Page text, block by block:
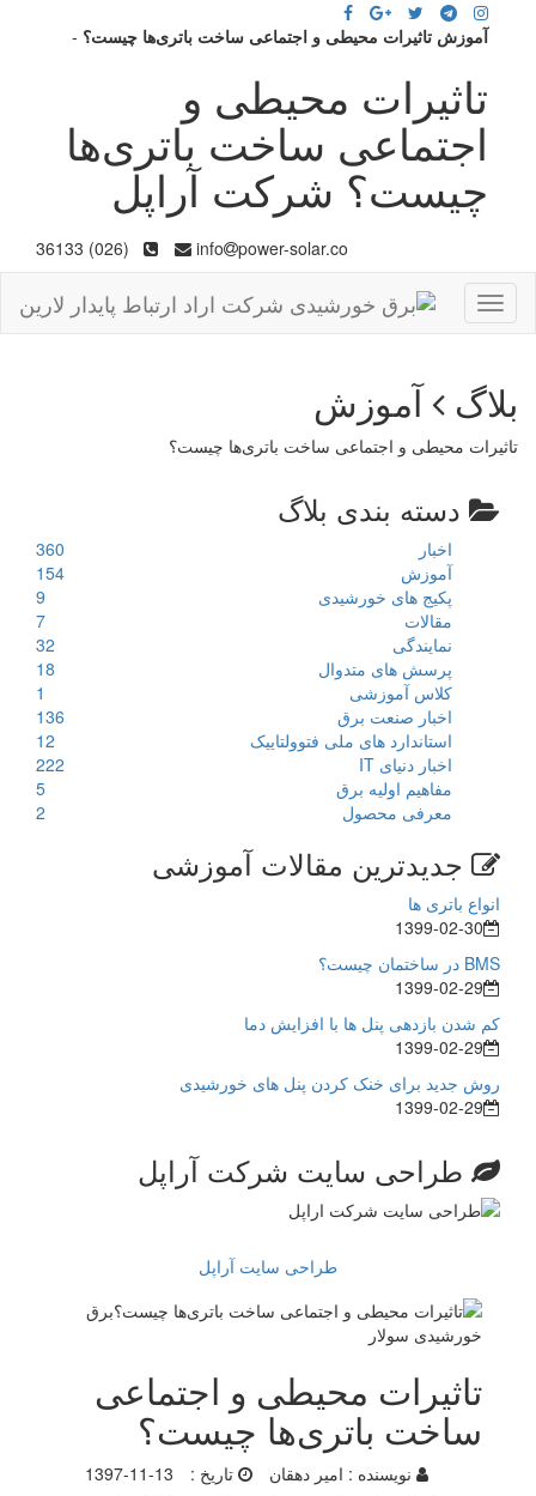
آموزش تاثیرات محیطی و اجتماعی ساخت باتری‌ها چیست؟ -
تاثیرات محیطی و
اجتماعی ساخت باتری‌ها
چیست؟ شرکت آراپل
info power-solar.co
(026) 36133
Toggle
navigation
بلاگ آموزش
تاثیرات محیطی و اجتماعی ساخت باتری‌ها چیست؟
دسته بندی بلاگ
اخبار
360
آموزش
154
پکیج های خورشیدی
9
مقالات
7
نمایندگی
32
پرسش های متدوال
18
کلاس آموزشی
1
اخبار صنعت برق
136
استاندارد های ملی فتوولتاییک
12
اخبار دنیای IT
222
مفاهیم اولیه برق
5
معرفی محصول
2
جدیدترین مقالات آموزشی
انواع باتری ها
1399-02-30
BMS در ساختمان چیست؟
1399-02-29
کم شدن بازدهی پنل ها با افزایش دما
1399-02-29
روش جدید برای خنک کردن پنل های خورشیدی
1399-02-29
طراحی سایت شرکت آراپل
طراحی سایت آراپل
تاثیرات محیطی و اجتماعی
ساخت باتری‌ها چیست؟
نویسنده : امیر دهقان تاریخ :
1397-11-13